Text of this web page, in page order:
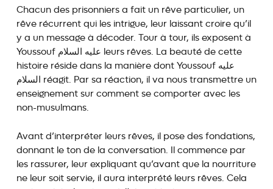
Chacun des prisonniers a fait un rêve particulier, un
rêve récurrent qui les intrigue, leur laissant croire qu’il
y a un message à décoder. Tour à tour, ils exposent à
Youssouf عليه السلام leurs rêves. La beauté de cette
histoire réside dans la manière dont Youssouf عليه
السلام réagit. Par sa réaction, il va nous transmettre un
enseignement sur comment se comporter avec les
non-musulmans.
Avant d’interpréter leurs rêves, il pose des fondations,
donnant le ton de la conversation. Il commence par
les rassurer, leur expliquant qu’avant que la nourriture
ne leur soit servie, il aura interprété leurs rêves. Cela